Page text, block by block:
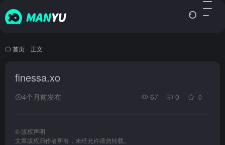
首页 正文
finessa.xo
4个月前发布 67 0 0
© 版权声明
文章版权归作者所有，未经允许请勿转载。